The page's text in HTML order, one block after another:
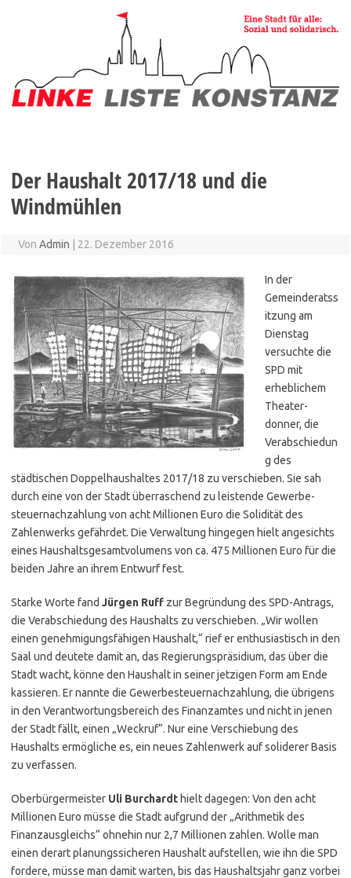
Der Haushalt 2017/18 und die
Windmühlen
Von Admin 22. Dezember 2016
In der
Gemeinderatss
itzung am
Dienstag
versuchte die
SPD mit
erheblichem
Theater­
donner, die
Verabschiedun
g des
städtischen Doppelhaushaltes 2017/18 zu verschieben. Sie sah
durch eine von der Stadt überraschend zu leistende Gewerbe­
steuer­nachzahlung von acht Millionen Euro die Solidität des
Zahlen­werks gefährdet. Die Verwaltung hingegen hielt angesichts
eines Haushalts­gesamt­volumens von ca. 475 Millionen Euro für die
beiden Jahre an ihrem Entwurf fest.
Starke Worte fand Jürgen Ruff zur Begründung des SPD-Antrags,
die Verabschiedung des Haushalts zu verschieben. „Wir wollen
einen genehmigungsfähigen Haushalt,“ rief er enthusiastisch in den
Saal und deutete damit an, das Regierungspräsidium, das über die
Stadt wacht, könne den Haushalt in seiner jetzigen Form am Ende
kassieren. Er nannte die Gewerbesteuernachzahlung, die übrigens
in den Verantwortungsbereich des Finanzamtes und nicht in jenen
der Stadt fällt, einen „Weckruf“. Nur eine Verschiebung des
Haushalts ermögliche es, ein neues Zahlenwerk auf soliderer Basis
zu verfassen.
Oberbürgermeister Uli Burchardt hielt dagegen: Von den acht
Millionen Euro müsse die Stadt aufgrund der „Arithmetik des
Finanzausgleichs“ ohnehin nur 2,7 Millionen zahlen. Wolle man
einen derart planungssicheren Haushalt aufstellen, wie ihn die SPD
fordere, müsse man damit warten, bis das Haushaltsjahr ganz vorbei